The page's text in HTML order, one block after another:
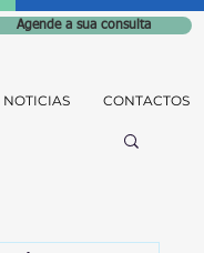
Agende a sua consulta
NOTICIAS CONTACTOS